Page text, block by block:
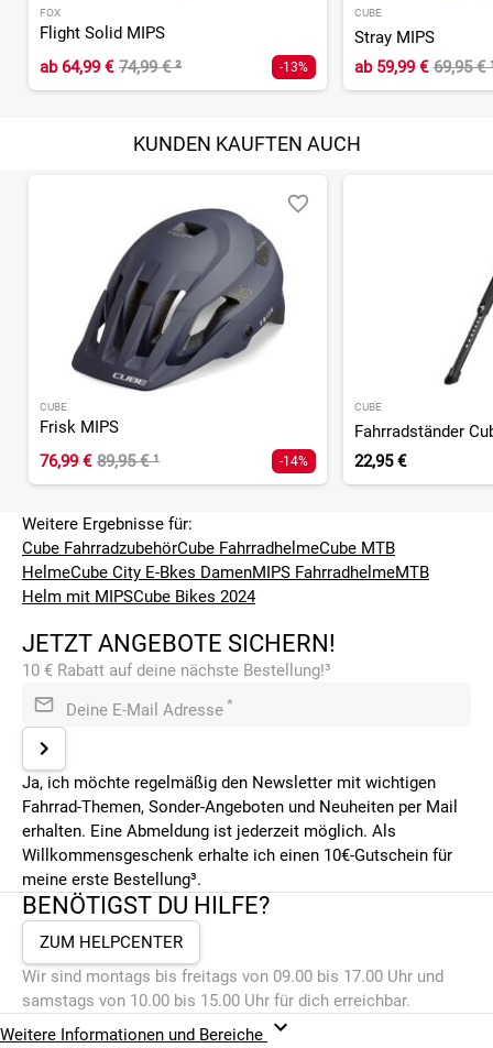
FOX
Flight Solid MIPS
ab64,99 € 74,99 €² -13%
CUBE
Stray MIPS
ab59,99 € 69,95 €
KUNDEN KAUFTEN AUCH
CUBE
Frisk MIPS
76,99 € 89,95 €¹ -14%
CUBE
22,95 €
Weitere Ergebnisse für:
Cube FahrradzubehörCube FahrradhelmeCube MTB
HelmeCube City E-Bkes DamenMIPS FahrradhelmeMTB
Helm mit MIPSCube Bikes 2024
JETZT ANGEBOTE SICHERN!
10 € Rabatt auf deine nächste Bestellung!³
Deine E-Mail Adresse *
Ja, ich möchte regelmäßig den Newsletter mit wichtigen
Fahrrad-Themen, Sonder-Angeboten und Neuheiten per Mail
erhalten. Eine Abmeldung ist jederzeit möglich. Als
Willkommensgeschenk erhalte ich einen 10€-Gutschein für
meine erste Bestellung³.
BENÖTIGST DU HILFE?
ZUM HELPCENTER
Wir sind montags bis freitags von 09.00 bis 17.00 Uhr und
samstags von 10.00 bis 15.00 Uhr für dich erreichbar.
Weitere Informationen und Bereiche